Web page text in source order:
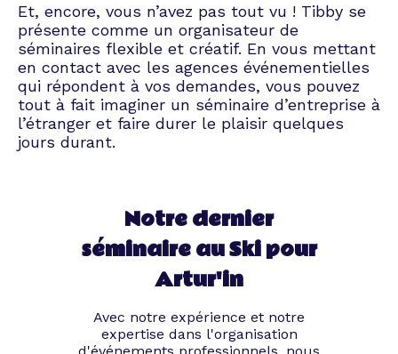
Et, encore, vous n’avez pas tout vu ! Tibby se
présente comme un organisateur de
séminaires flexible et créatif. En vous mettant
en contact avec les agences événementielles
qui répondent à vos demandes, vous pouvez
tout à fait imaginer un séminaire d’entreprise à
l’étranger et faire durer le plaisir quelques
jours durant.
Notre dernier
séminaire au Ski pour
Artur'in
Avec notre expérience et notre
expertise dans l'organisation